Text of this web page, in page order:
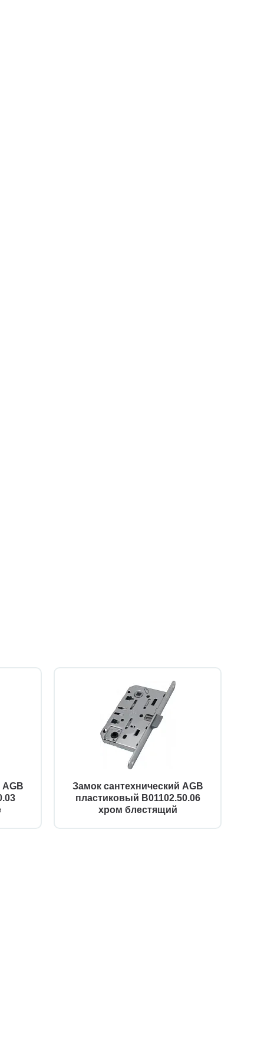
AGB
Замок сантехнический AGB
пластиковый B01102.50.06
хром блестящий